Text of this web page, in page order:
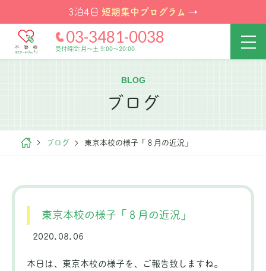
3泊4日 短期集中プログラム →
03-3481-0038
受付時間:月～土 9:00～20:00
BLOG
ブログ
ブログ 東京本校の様子「８月の近況」
東京本校の様子「８月の近況」
2020.08.06
本日は、東京本校の様子を、ご報告致しますね。